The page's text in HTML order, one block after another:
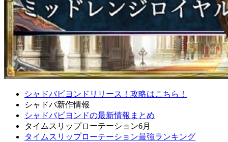
シャドバビヨンドリリース！攻略はこちら！
シャドバ新作情報
シャドバビヨンドの最新情報まとめ
タイムスリップローテーション6月
タイムスリップローテーション最強ランキング